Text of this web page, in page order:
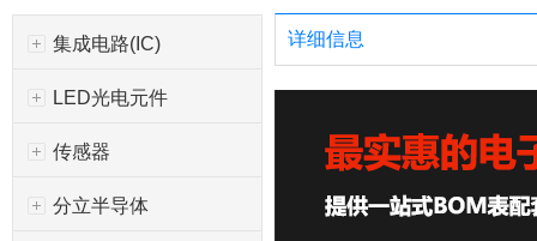
集成电路(IC)
LED光电元件
传感器
分立半导体
详细信息